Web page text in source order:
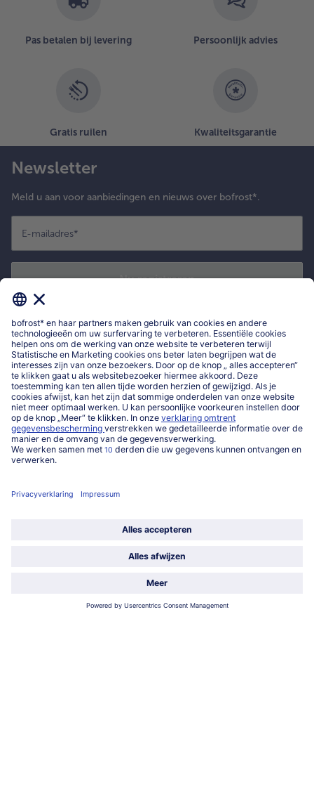
Pas betalen bij levering Persoonlijk advies
Gratis ruilen Kwaliteitsgarantie
Newsletter
Meld u aan voor aanbiedingen en nieuws over bofrost*.
E-mailadres*
*Ik bevestig dat ik me wil inschrijven voor de bofrost* nieuwsbrief om
ontvangen. Ik heb kennisgenomen vanprivacyverklaringen de
voorwaardenvan bofrost*.
Nu registreren
Mijn bofrost*
www.bofrost.be
service@bofrost.be
016 98 1919